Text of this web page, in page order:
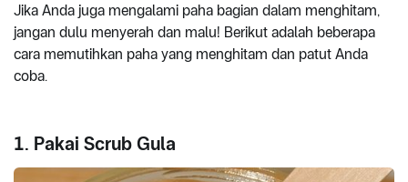
Jika Anda juga mengalami paha bagian dalam menghitam,
jangan dulu menyerah dan malu! Berikut adalah beberapa
cara memutihkan paha yang menghitam dan patut Anda
coba.
1. Pakai Scrub Gula